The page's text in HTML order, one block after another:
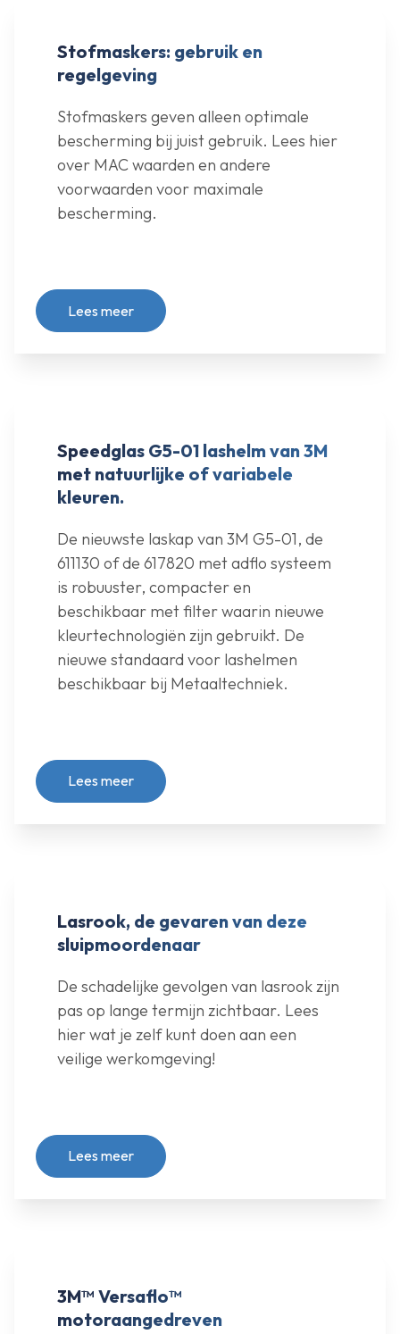
Stofmaskers: gebruik en
regelgeving
Stofmaskers geven alleen optimale
bescherming bij juist gebruik. Lees hier
over MAC waarden en andere
voorwaarden voor maximale
bescherming.
Lees meer
Speedglas G5-01 lashelm van 3M
met natuurlijke of variabele
kleuren.
De nieuwste laskap van 3M G5-01, de
611130 of de 617820 met adflo systeem
is robuuster, compacter en
beschikbaar met filter waarin nieuwe
kleurtechnologiën zijn gebruikt. De
nieuwe standaard voor lashelmen
beschikbaar bij Metaaltechniek.
Lees meer
Lasrook, de gevaren van deze
sluipmoordenaar
De schadelijke gevolgen van lasrook zijn
pas op lange termijn zichtbaar. Lees
hier wat je zelf kunt doen aan een
veilige werkomgeving!
Lees meer
3M™ Versaflo™
motoraangedreven